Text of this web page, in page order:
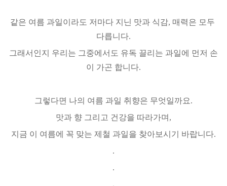
같은 여름 과일이라도 저마다 지닌 맛과 식감, 매력은 모두
다릅니다.
그래서인지 우리는 그중에서도 유독 끌리는 과일에 먼저 손
이 가곤 합니다.
그렇다면 나의 여름 과일 취향은 무엇일까요.
맛과 향 그리고 건강을 따라가며,
지금 이 여름에 꼭 맞는 제철 과일을 찾아보시기 바랍니다.
.
.
.